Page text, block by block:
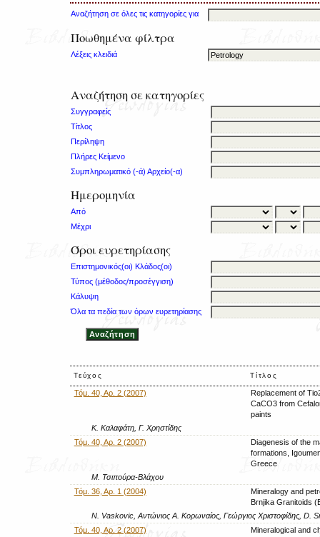
Αναζήτηση σε όλες τις κατηγορίες για
Ποωθημένα φίλτρα
Λέξεις κλειδιά
Αναζήτηση σε κατηγορίες
Συγγραφείς
Τίτλος
Περίληψη
Πλήρες Κείμενο
Συμπληρωματικό (-ά) Αρχείο(-α)
Ημερομηνία
Από
Μέχρι
Όροι ευρετηρίασης
Επιστημονικός(οι) Κλάδος(οι)
Τύπος (μέθοδος/προσέγγιση)
Κάλυψη
Όλα τα πεδία των όρων ευρετηρίασης
Τεύχος Τίτλος
Τόμ. 40, Αρ. 2 (2007)
Replacement of
CaCO3 from
paints
Κ. Καλαφάτη, Γ. Χρηστίδης
Τόμ. 40, Αρ. 2 (2007)
Diagenesis of the
formations,
Greece
Μ. Τσιπούρα-Βλάχου
Τόμ. 36, Αρ. 1 (2004)
Mineralogy and
Brnjika Granitoids
N. Vaskovic, Αντώνιος Α. Κορωναίος, Γεώργιος Χριστοφίδης,
Τόμ. 40, Αρ. 2 (2007)
Mineralogical and